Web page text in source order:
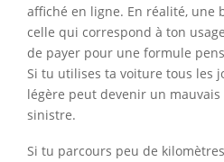
affiché en ligne. En réalité, une
celle qui correspond à ton
de payer pour une formule
Si tu utilises ta voiture tous les
légère peut devenir un
sinistre.
Si tu parcours peu de